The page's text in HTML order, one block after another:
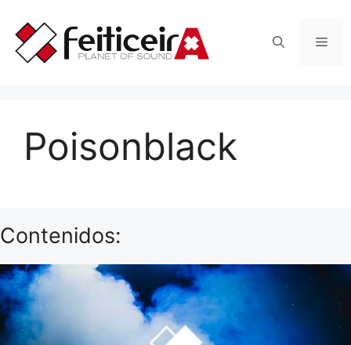
contenido
Poisonblack
Contenidos: